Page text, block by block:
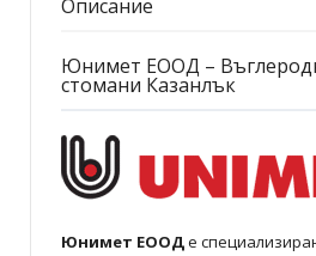
Описание
Юнимет ЕООД –
стомани Казанлък
Юнимет ЕООДе